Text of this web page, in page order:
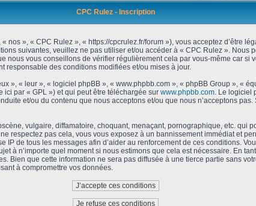
CPC Rulez - Inscription
nos », « CPC Rulez », « https://cpcrulez.fr/forum »), vous acceptez d’être
suivantes, veuillez ne pas utiliser et/ou accéder à « CPC Rulez ». Nous
nous vous conseillons de vérifier régulièrement cela par vous-même car si
responsable des conditions modifiées et/ou mises à jour.
», « leur », « logiciel phpBB », « www.phpbb.com », « phpBB Group », «
ici par « GPL ») et qui peut être téléchargée sur www.phpbb.com. Le logiciel
et/ou du contenu que nous acceptons et/ou que nous n’acceptons
vulgaire, diffamatoire, choquant, menaçant, pornographique, etc. qui
respectez pas cela, vous vous exposez à un bannissement immédiat et
IP de tous les messages afin d’aider au renforcement de ces conditions.
à n’importe quel moment si nous estimons que cela est nécessaire. En
Bien que cette information ne sera pas diffusée à une tierce partie sans
à compromettre vos données.